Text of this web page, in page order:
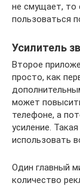
не смущает, то
пользоваться
Усилитель
Второе
просто, как
может
телефоне, а
усиление.
использовать
Один главный
количество